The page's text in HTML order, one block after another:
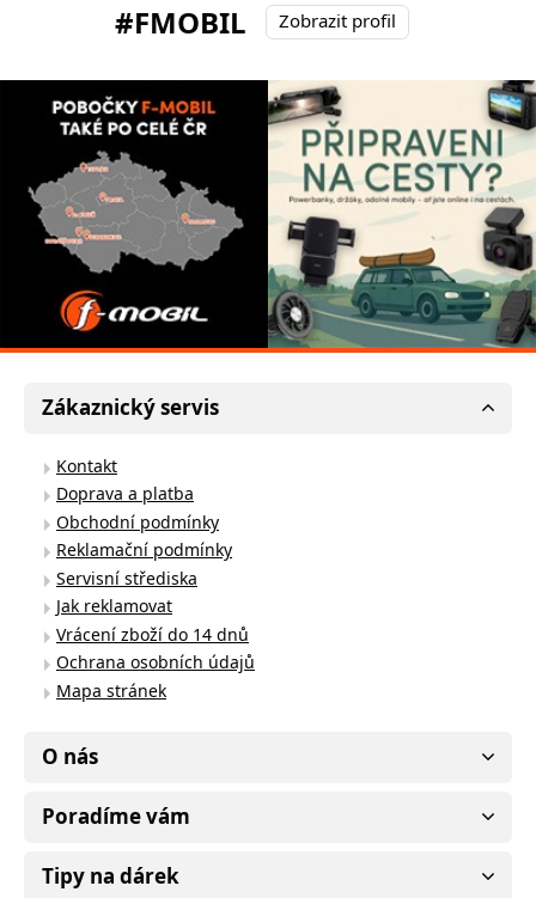
#FMOBIL
Zobrazit profil
Zákaznický servis
Kontakt
Doprava a platba
Obchodní podmínky
Reklamační podmínky
Servisní střediska
Jak reklamovat
Vrácení zboží do 14 dnů
Ochrana osobních údajů
Mapa stránek
O nás
Poradíme vám
Tipy na dárek